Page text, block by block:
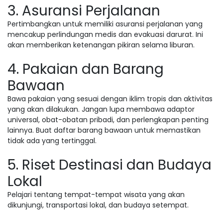
3. Asuransi Perjalanan
Pertimbangkan untuk memiliki asuransi perjalanan yang
mencakup perlindungan medis dan evakuasi darurat. Ini
akan memberikan ketenangan pikiran selama liburan.
4. Pakaian dan Barang
Bawaan
Bawa pakaian yang sesuai dengan iklim tropis dan aktivitas
yang akan dilakukan. Jangan lupa membawa adaptor
universal, obat-obatan pribadi, dan perlengkapan penting
lainnya. Buat daftar barang bawaan untuk memastikan
tidak ada yang tertinggal.
5. Riset Destinasi dan Budaya
Lokal
Pelajari tentang tempat-tempat wisata yang akan
dikunjungi, transportasi lokal, dan budaya setempat.